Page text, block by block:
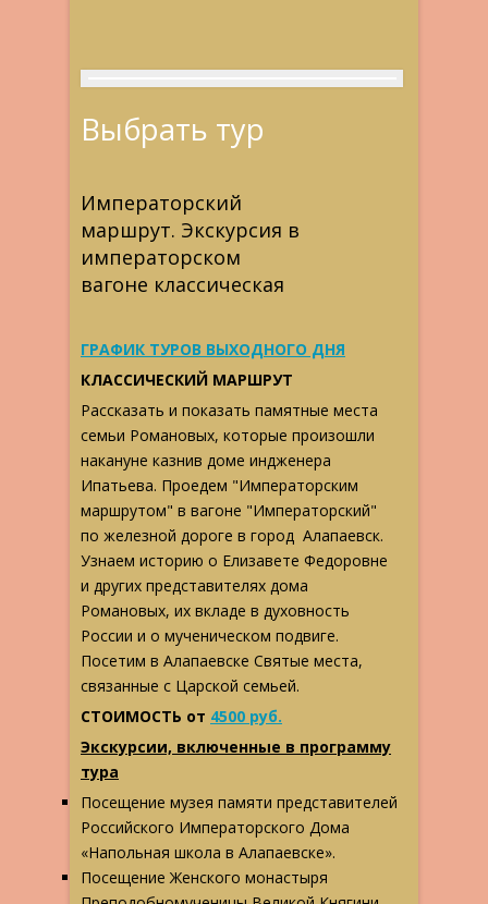
Выбрать тур
Императорский
маршрут. Экскурсия в
императорском
вагоне классическая
ГРАФИК ТУРОВ ВЫХОДНОГО ДНЯ
КЛАССИЧЕСКИЙ МАРШРУТ
Рассказать и показать памятные места
семьи Романовых, которые произошли
накануне казнив доме индженера
Ипатьева. Проедем "Императорским
маршрутом" в вагоне "Императорский"
по железной дороге в город Алапаевск.
Узнаем историю о Елизавете Федоровне
и других представителях дома
Романовых, их вкладе в духовность
России и о мученическом подвиге.
Посетим в Алапаевске Святые места,
связанные с Царской семьей.
СТОИМОСТЬ от 4500 руб.
Экскурсии, включенные в программу
тура
Посещение музея памяти представителей
Российского Императорского Дома
«Напольная школа в Алапаевске».
Посещение Женского монастыря